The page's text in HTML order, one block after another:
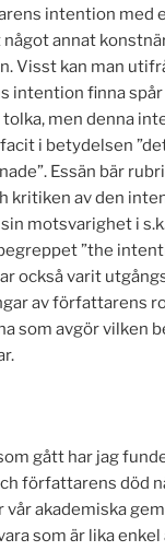
intention med
annat
Visst kan man
intention finna
men denna
i betydelsen
Essän bär
kritiken av den
motsvarighet i
”the
också varit
av författarens
som avgör vilken
gått har jag
författarens död
vår akademiska
som är lika